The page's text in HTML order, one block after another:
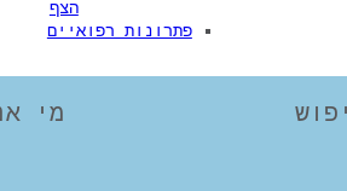
פתרונות רפואיים
מי אנחנו